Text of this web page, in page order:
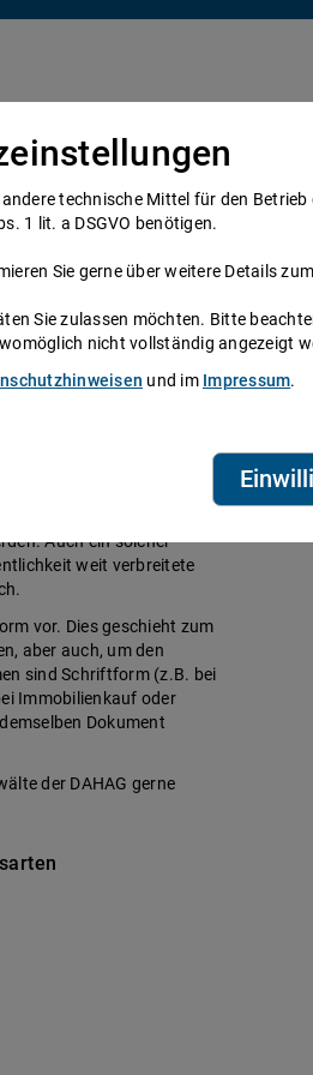
Anwälte Telefonanwalt
also auch durch Gestik
Auch ein solcher
weit verbreitete
vor. Dies geschieht zum
aber auch, um den
sind Schriftform (z.B. bei
Immobilienkauf oder
Dokument
der DAHAG gerne
technische Mittel für den
1 lit. a DSGVO benötigen.
Sie gerne über weitere Details
Sie zulassen möchten. Bitte
nicht vollständig angezeigt
und im Impressum.